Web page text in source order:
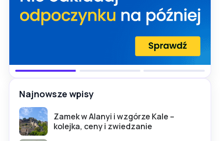
Najnowsze wpisy
Zamek w Alanyi i wzgórze Kale –
kolejka, ceny i zwiedzanie